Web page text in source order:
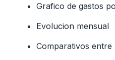
Grafico de gastos
Evolucion mensual
Comparativos entre